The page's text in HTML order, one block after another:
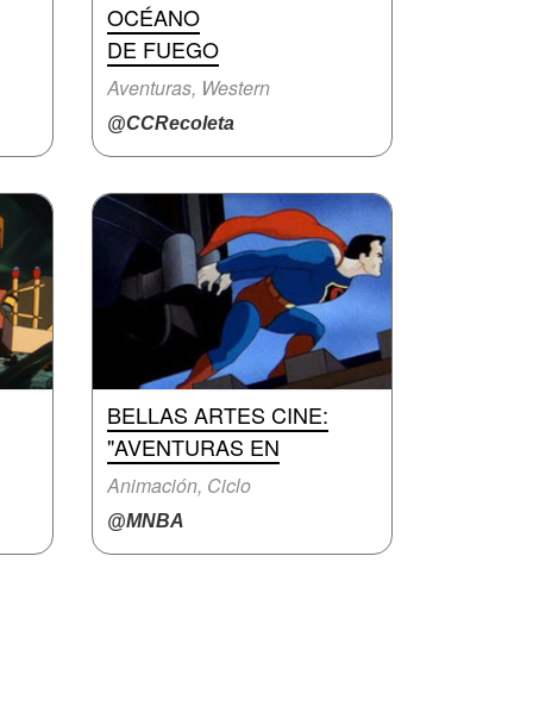
OCÉANO
DE FUEGO
Aventuras, Western
@CCRecoleta
BELLAS ARTES CINE:
"AVENTURAS EN
Animación, Ciclo
@MNBA